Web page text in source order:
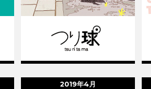
2019年4月